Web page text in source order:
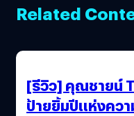
Related
[รีวิว] คุณชายน์
ป้ายยิ้มปีแห่งคว